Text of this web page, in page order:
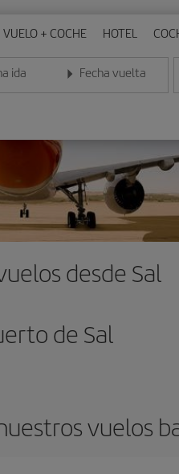
VUELO + COCHE HOTEL
ida
la fecha en formato día/mes/año
Fecha vuelta
Introduce la fecha en
desde Sal
de Sal
vuelos